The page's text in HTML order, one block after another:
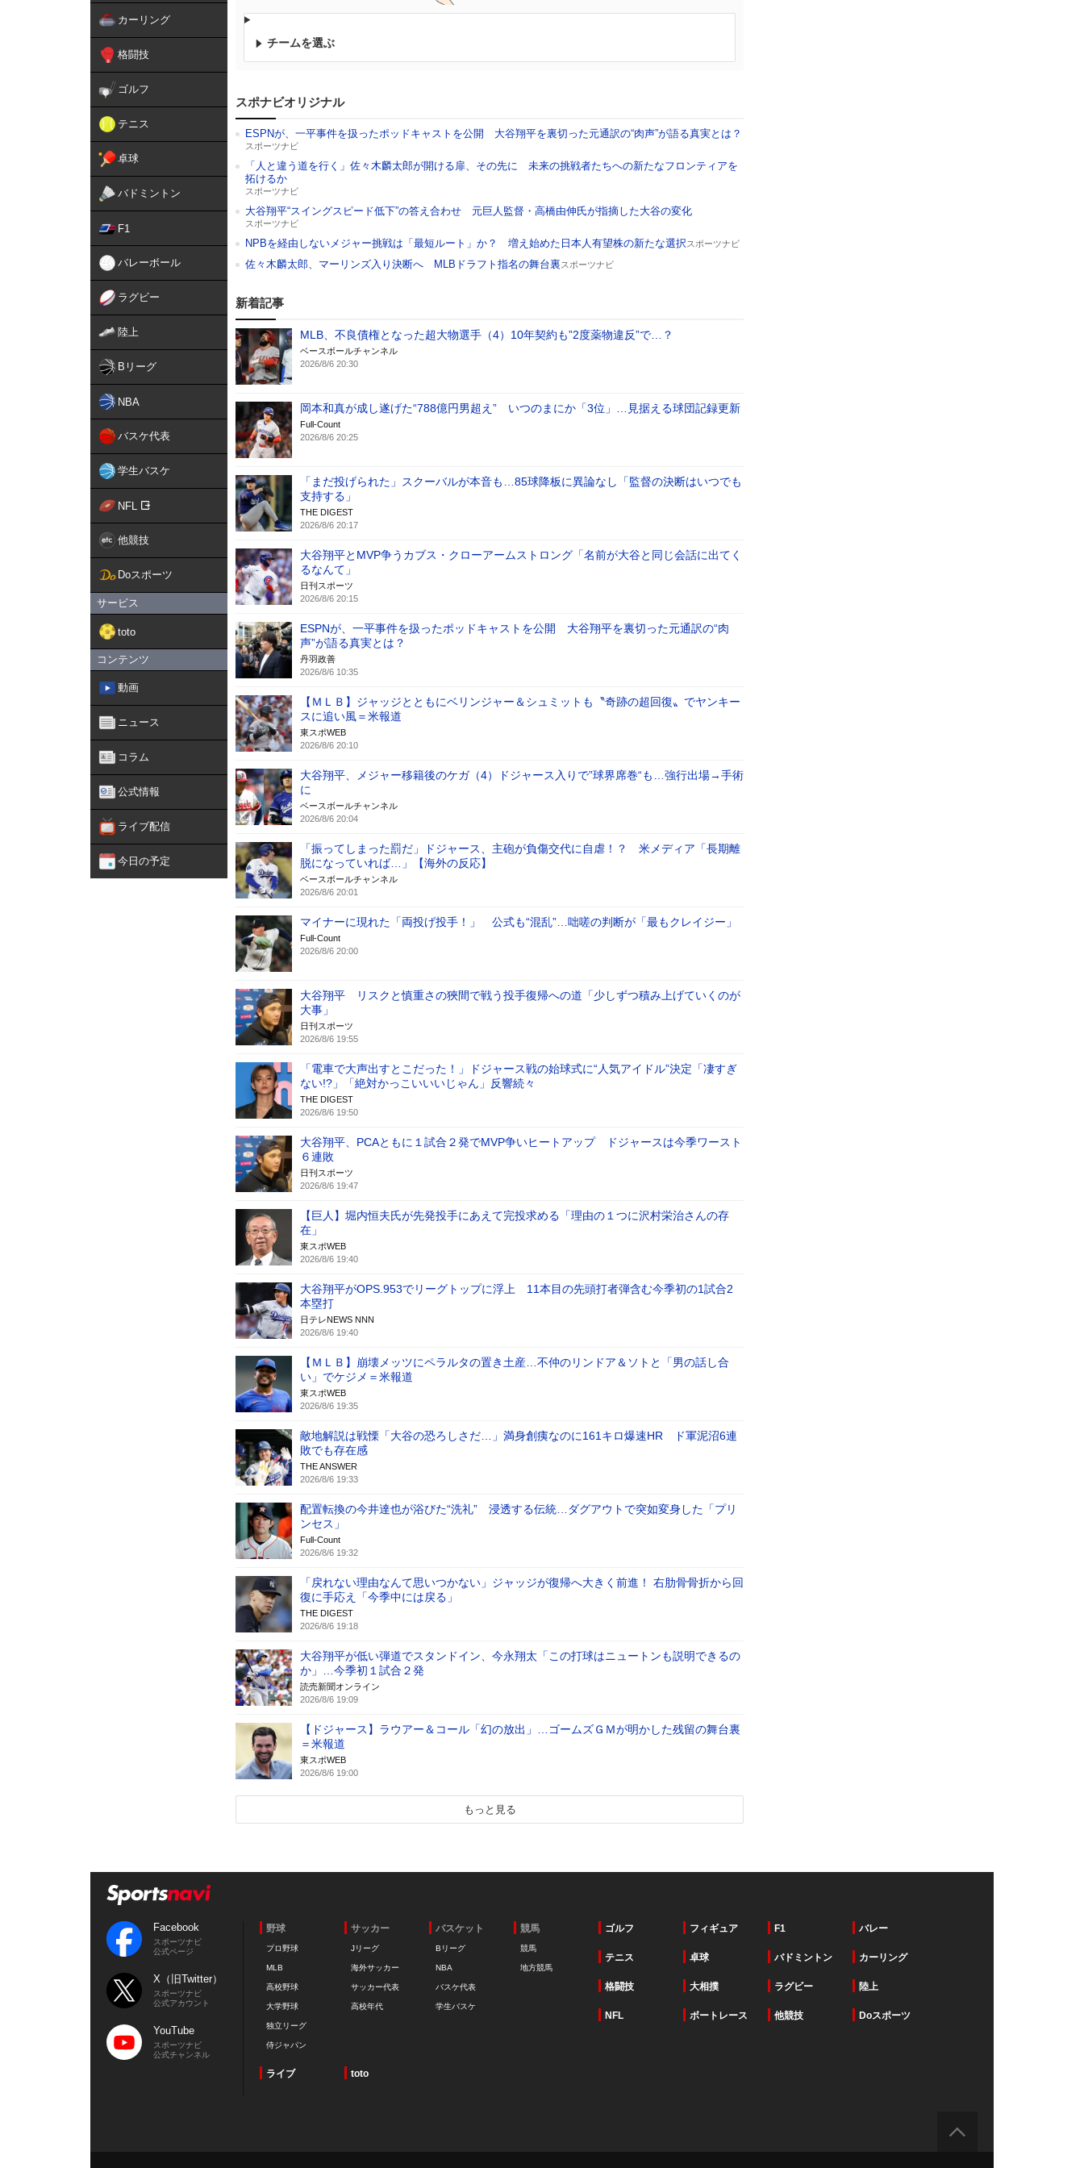
カーリング
格闘技
ゴルフ
テニス
卓球
バドミントン
F1
バレーボール
ラグビー
陸上
Bリーグ
NBA
バスケ代表
学生バスケ
NFL
他競技
Doスポーツ
サービス
toto
コンテンツ
動画
ニュース
コラム
公式情報
ライブ配信
今日の予定
チームを選ぶ
スポナビオリジナル
ESPNが、一平事件を扱ったポッドキャストを公開 大谷翔平を裏切った元通訳の“肉声”が語る真実とは？
スポーツナビ
「人と違う道を行く」佐々木麟太郎が開ける扉、その先に 未来の挑戦者たちへの新たなフロンティアを
拓けるか
スポーツナビ
大谷翔平“スイングスピード低下”の答え合わせ 元巨人監督・高橋由伸氏が指摘した大谷の変化
スポーツナビ
NPBを経由しないメジャー挑戦は「最短ルート」か？ 増え始めた日本人有望株の新たな選択 スポーツナビ
佐々木麟太郎、マーリンズ入り決断へ MLBドラフト指名の舞台裏 スポーツナビ
新着記事
MLB、不良債権となった超大物選手（4）10年契約も”2度薬物違反”で…？
ベースボールチャンネル
2026/8/6 20:30
岡本和真が成し遂げた“788億円男超え” いつのまにか「3位」…見据える球団記録更新
Full-Count
2026/8/6 20:25
「まだ投げられた」スクーバルが本音も…85球降板に異論なし「監督の決断はいつでも
支持する」
THE DIGEST
2026/8/6 20:17
大谷翔平とMVP争うカブス・クローアームストロング「名前が大谷と同じ会話に出てく
るなんて」
日刊スポーツ
2026/8/6 20:15
ESPNが、一平事件を扱ったポッドキャストを公開 大谷翔平を裏切った元通訳の“肉
声”が語る真実とは？
丹羽政善
2026/8/6 10:35
【ＭＬＢ】ジャッジとともにベリンジャー＆シュミットも〝奇跡の超回復〟でヤンキー
スに追い風＝米報道
東スポWEB
2026/8/6 20:10
大谷翔平、メジャー移籍後のケガ（4）ドジャース入りで”球界席巻“も…強行出場→手術
に
ベースボールチャンネル
2026/8/6 20:04
「振ってしまった罰だ」ドジャース、主砲が負傷交代に自虐！？ 米メディア「長期離
脱になっていれば…」【海外の反応】
ベースボールチャンネル
2026/8/6 20:01
マイナーに現れた「両投げ投手！」 公式も“混乱”…咄嗟の判断が「最もクレイジー」
Full-Count
2026/8/6 20:00
大谷翔平 リスクと慎重さの狹間で戦う投手復帰への道「少しずつ積み上げていくのが
大事」
日刊スポーツ
2026/8/6 19:55
「電車で大声出すとこだった！」ドジャース戦の始球式に“人気アイドル”決定「凄すぎ
ない!?」「絶対かっこいいいじゃん」反響続々
THE DIGEST
2026/8/6 19:50
大谷翔平、PCAともに１試合２発でMVP争いヒートアップ ドジャースは今季ワースト
６連敗
日刊スポーツ
2026/8/6 19:47
【巨人】堀内恒夫氏が先発投手にあえて完投求める「理由の１つに沢村栄治さんの存
在」
東スポWEB
2026/8/6 19:40
大谷翔平がOPS.953でリーグトップに浮上 11本目の先頭打者弾含む今季初の1試合2
本塁打
日テレNEWS NNN
2026/8/6 19:40
【ＭＬＢ】崩壊メッツにペラルタの置き土産…不仲のリンドア＆ソトと「男の話し合
い」でケジメ＝米報道
東スポWEB
2026/8/6 19:35
敵地解説は戦慄「大谷の恐ろしさだ…」満身創痍なのに161キロ爆速HR ド軍泥沼6連
敗でも存在感
THE ANSWER
2026/8/6 19:33
配置転換の今井達也が浴びた“洗礼” 浸透する伝統…ダグアウトで突如変身した「プリ
ンセス」
Full-Count
2026/8/6 19:32
「戻れない理由なんて思いつかない」ジャッジが復帰へ大きく前進！ 右肋骨骨折から回
復に手応え「今季中には戻る」
THE DIGEST
2026/8/6 19:18
大谷翔平が低い弾道でスタンドイン、今永翔太「この打球はニュートンも説明できるの
か」…今季初１試合２発
読売新聞オンライン
2026/8/6 19:09
【ドジャース】ラウアー＆コール「幻の放出」…ゴームズＧＭが明かした残留の舞台裏
＝米報道
東スポWEB
2026/8/6 19:00
もっと見る
Facebook
スポーツナビ
公式ページ
X（旧Twitter）
スポーツナビ
公式アカウント
YouTube
スポーツナビ
公式チャンネル
野球
プロ野球
MLB
高校野球
大学野球
独立リーグ
侍ジャパン
サッカー
Jリーグ
海外サッカー
サッカー代表
高校年代
バスケット
Bリーグ
NBA
バスケ代表
学生バスケ
競馬
競馬
地方競馬
ゴルフ フィギュア F1 バレー
テニス 卓球 バドミントン カーリング
格闘技 大相撲 ラグビー 陸上
NFL ボートレース 他競技 Doスポーツ
ライブ toto